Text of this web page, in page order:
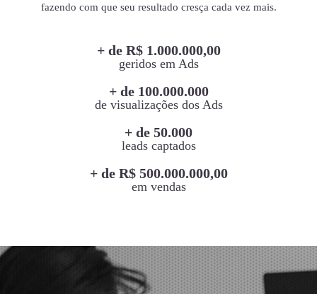
fazendo com que seu resultado cresça cada vez mais.
+ de R$ 1.000.000,00
geridos em Ads
+ de 100.000.000
de visualizações dos Ads
+ de 50.000
leads captados
+ de R$ 500.000.000,00
em vendas